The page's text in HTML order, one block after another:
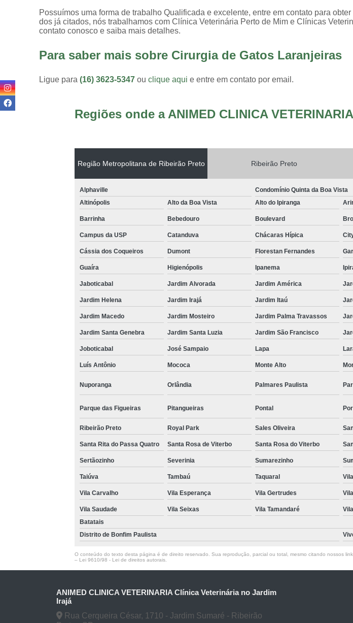
Possuímos uma forma de trabalho Qualificada e excelente, entre em contato para
dos já citados, nós trabalhamos com Clínica Veterinária Perto de Mim e Clínicas
contato conosco e saiba mais detalhes.
Para saber mais sobre Cirurgia de Gatos Laranjeiras
Ligue para(16) 3623-5347ouclique aqui e entre em contato por email.
Regiões onde a ANIMED CLINICA
Região Metropolitana de Ribeirão Preto Ribeirão Preto
Alphaville Condomínio Quinta da Boa Vista
Altinópolis
Alto da Boa Vista Alto do Ipiranga
Barrinha Bebedouro Boulevard
Campus da USP Catanduva Chácaras Hípica
Cássia dos Coqueiros Dumont Florestan Fernandes
Guaíra Higienópolis Ipanema
Jaboticabal Jardim Alvorada Jardim América
Jardim Helena Jardim Irajá Jardim Itaú
Jardim Macedo Jardim Mosteiro Jardim Palma Travassos
Jardim Santa Genebra Jardim Santa Luzia Jardim São Francisco
Joboticabal José Sampaio Lapa
Luís Antônio Mococa Monte Alto
Nuporanga Orlândia Palmares Paulista
Parque das Figueiras Pitangueiras Pontal
Ribeirão Preto Royal Park Sales Oliveira
Santa Rita do Passa Quatro Santa Rosa de Viterbo Santa Rosa do Viterbo
Sertãozinho Severinia Sumarezinho
Taiúva Tambaú Taquaral
Vila Carvalho Vila Esperança Vila Gertrudes
Vila Saudade Vila Seixas Vila Tamandaré
Batatais
Distrito de Bonfim Paulista
O conteúdo do texto desta página é de direito reservado. Sua reprodução, parcial ou total, mesmo citando nossos
– Lei 9610/98 - Lei de direitos autorais.
ANIMED CLINICA VETERINARIA Clínica Veterinária no Jardim
Irajá
Rua Cerqueira César, 1710 - Jardim Sumaré - Ribeirão